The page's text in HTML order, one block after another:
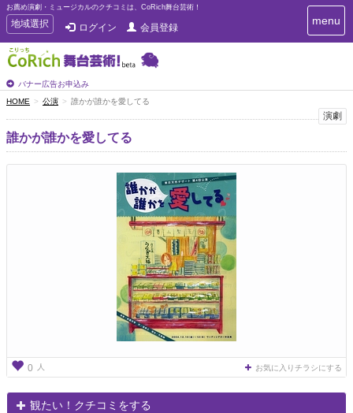
お薦め演劇・ミュージカルのクチコミは、CoRich舞台芸術！
T
o
g
g
e
n
a
v
i
地域選択 ログイン 会員登録
バナー広告お申込み
T
o
i
menu
HOME 公演 誰かが誰かを愛してる
演劇
誰かが誰かを愛してる
0 人 お気に入りチラシにする
観たい！クチコミをする